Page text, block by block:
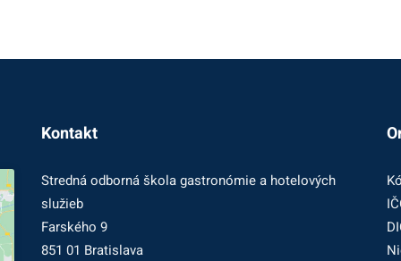
Kontakt
Stredná odborná škola gastronómie a hotelových
služieb
Farského 9
851 01 Bratislava